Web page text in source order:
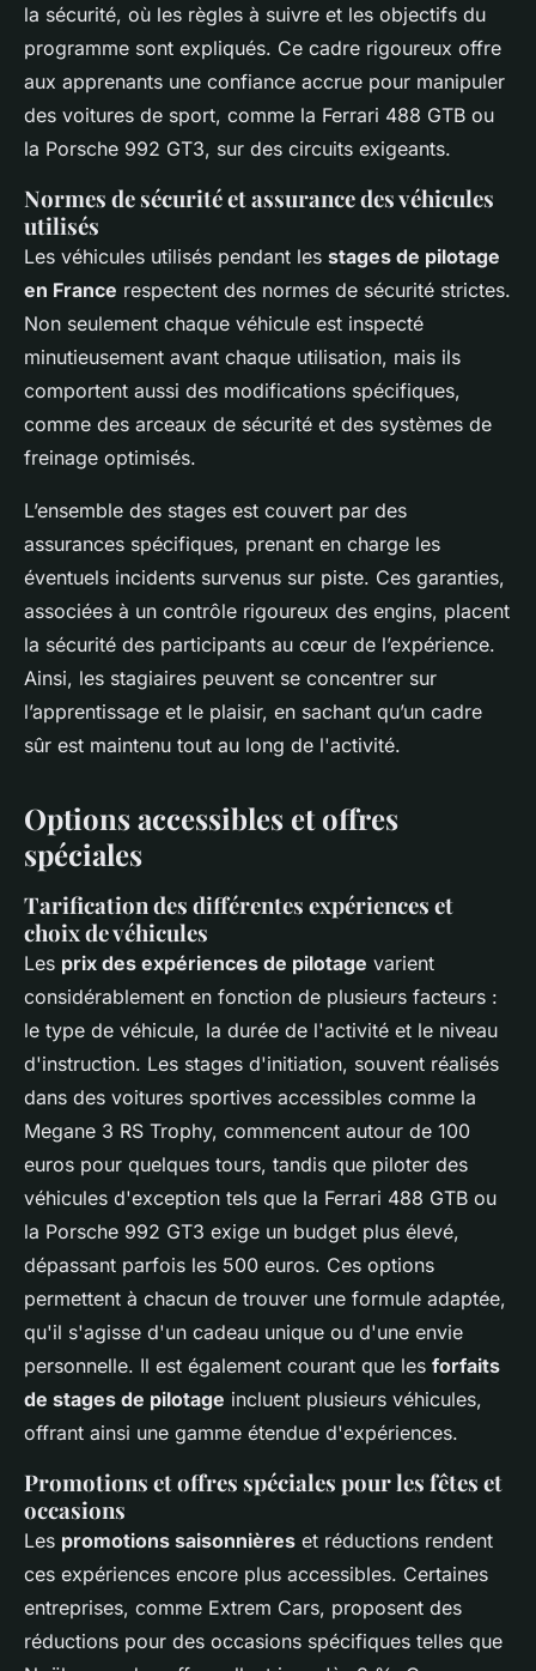
la sécurité, où les règles à suivre et les objectifs du
programme sont expliqués. Ce cadre rigoureux offre
aux apprenants une confiance accrue pour manipuler
des voitures de sport, comme la Ferrari 488 GTB ou
la Porsche 992 GT3, sur des circuits exigeants.
Normes de sécurité et assurance des véhicules
utilisés
Les véhicules utilisés pendant les stages de pilotage
en France respectent des normes de sécurité strictes.
Non seulement chaque véhicule est inspecté
minutieusement avant chaque utilisation, mais ils
comportent aussi des modifications spécifiques,
comme des arceaux de sécurité et des systèmes de
freinage optimisés.
L’ensemble des stages est couvert par des
assurances spécifiques, prenant en charge les
éventuels incidents survenus sur piste. Ces garanties,
associées à un contrôle rigoureux des engins, placent
la sécurité des participants au cœur de l’expérience.
Ainsi, les stagiaires peuvent se concentrer sur
l’apprentissage et le plaisir, en sachant qu’un cadre
sûr est maintenu tout au long de l'activité.
Options accessibles et offres
spéciales
Tarification des différentes expériences et
choix de véhicules
Les prix des expériences de pilotage varient
considérablement en fonction de plusieurs facteurs :
le type de véhicule, la durée de l'activité et le niveau
d'instruction. Les stages d'initiation, souvent réalisés
dans des voitures sportives accessibles comme la
Megane 3 RS Trophy, commencent autour de 100
euros pour quelques tours, tandis que piloter des
véhicules d'exception tels que la Ferrari 488 GTB ou
la Porsche 992 GT3 exige un budget plus élevé,
dépassant parfois les 500 euros. Ces options
permettent à chacun de trouver une formule adaptée,
qu'il s'agisse d'un cadeau unique ou d'une envie
personnelle. Il est également courant que les forfaits
de stages de pilotage incluent plusieurs véhicules,
offrant ainsi une gamme étendue d'expériences.
Promotions et offres spéciales pour les fêtes et
occasions
Les promotions saisonnières et réductions rendent
ces expériences encore plus accessibles. Certaines
entreprises, comme Extrem Cars, proposent des
réductions pour des occasions spécifiques telles que